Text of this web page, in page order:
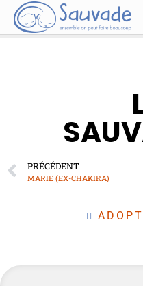
PRÉCÉDENT
MARIE (EX-CHAKIRA)